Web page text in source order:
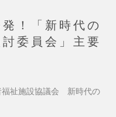
！「新時代の
委員会」主要
福祉施設協議会 新時代の